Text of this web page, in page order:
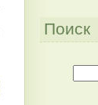
Поиск